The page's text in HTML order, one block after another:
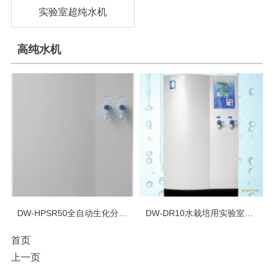
实验室超纯水机
高纯水机
DW-HPSR50全自动生化分析仪*用超纯水系统（10－15 MΩ）
首页
上一页